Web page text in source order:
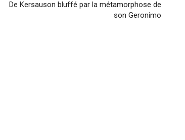
De Kersauson bluffé par la métamorphose de
son Geronimo